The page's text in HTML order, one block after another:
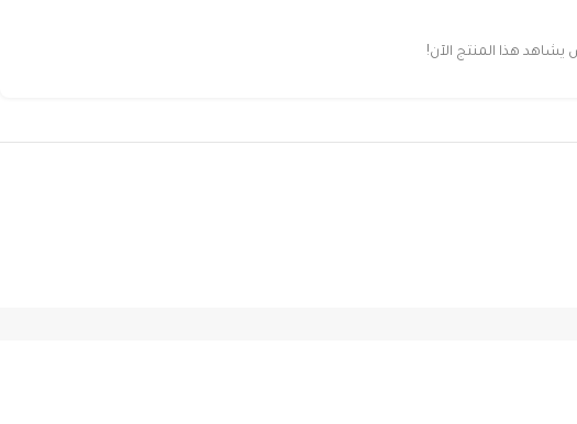
هذا المنتج الآن!